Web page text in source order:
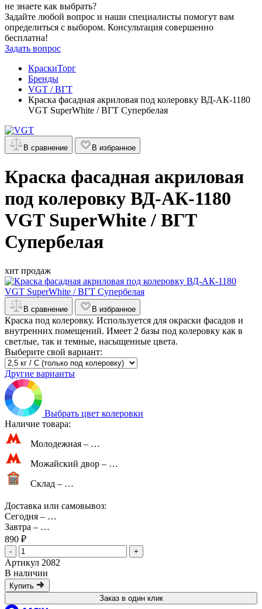
не знаете как выбрать?
Задайте любой вопрос и наши специалисты помогут вам
определиться с выбором. Консультация совершенно
бесплатна!
Задать вопрос
КраскиТорг
Бренды
VGT / ВГТ
Краска фасадная акриловая под колеровку ВД-АК-1180
VGT SuperWhite / ВГТ Супербелая
В сравнение В избранное
Краска фасадная акриловая
под колеровку ВД-АК-1180
VGT SuperWhite / ВГТ
Супербелая
хит продаж
В сравнение В избранное
Краска под колеровку. Используется для окраски фасадов и
внутренних помещений. Имеет 2 базы под колеровку как в
светлые, так и темные, насыщенные цвета.
Выберите свой вариант:
Другие варианты
Выбрать цвет колеровки
Наличие товара:
Молодежная – …
Можайский двор – …
Склад – …
Доставка или самовывоз:
Сегодня – …
Завтра – …
890 ₽
- +
Артикул 2082
В наличии
Купить
Заказ в один клик